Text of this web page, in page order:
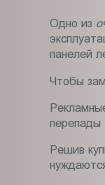
Одно из
панелей
Чтобы
перепады
Решив